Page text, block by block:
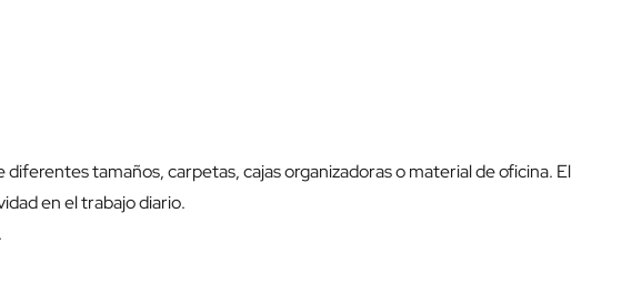
tamaños, carpetas, cajas organizadoras o material de oficina. El
en el trabajo diario.